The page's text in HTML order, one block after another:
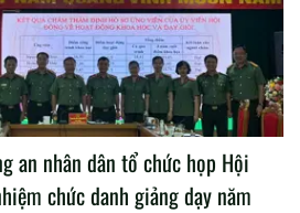
an nhân dân tổ chức họp Hội
chức danh giảng dạy năm